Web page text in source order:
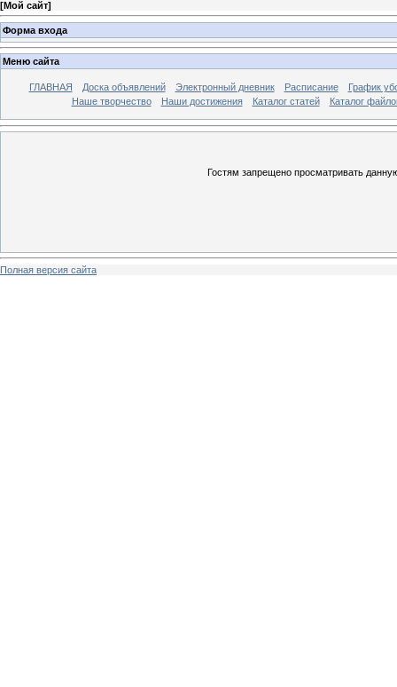
[Мой сайт]
Форма входа
Меню сайта
ГЛАВНАЯ Доска объявлений Электронный дневник Расписание
График
Наше творчество
Наши достижения Каталог статей Каталог
Гостям запрещено просматривать
Полная версия сайта